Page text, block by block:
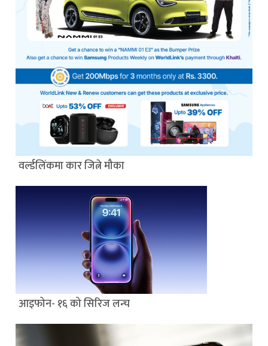
वर्ल्डलिंकमा कार जित्ने मौका
आइफोन- १६ को सिरिज लन्च